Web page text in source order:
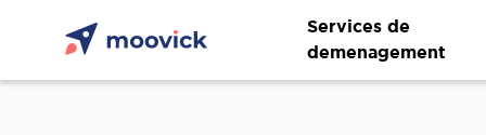
Services de
demenagement